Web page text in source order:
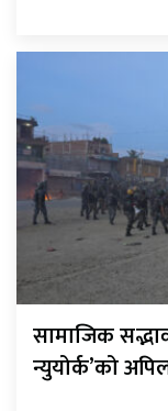
सामाजिक
न्युयोर्क’को